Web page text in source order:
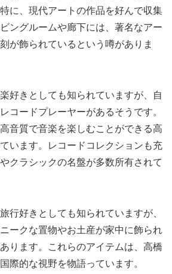
に、現代アートの作品を好んで収集
ングルームや廊下には、著名なアー
が飾られているという噂がありま
好きとしても知られていますが、自
コードプレーヤーがあるそうです。
音質で音楽を楽しむことができる高
います。レコードコレクションも充
クラシックの名盤が多数所有されて
行好きとしても知られていますが、
ークな置物やお土産が家中に飾られ
ります。これらのアイテムは、高橋
際的な視野を物語っています。